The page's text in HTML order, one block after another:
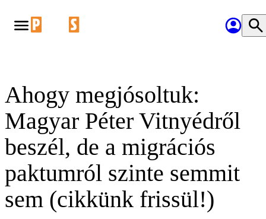
Ahogy megjósoltuk:
Magyar Péter Vitnyédről
beszél, de a migrációs
paktumról szinte semmit
sem (cikkünk frissül!)